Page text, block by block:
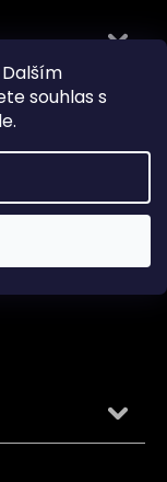
souhlas s
.